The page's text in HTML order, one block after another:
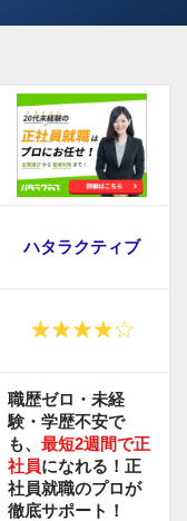
ハタラクティブ
職歴ゼロ・未経
験・学歴不安で
も、最短2週間で正
社員になれる！正
社員就職のプロが
徹底サポート！